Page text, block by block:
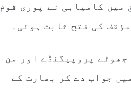
میں کامیابی نے پوری قوم
کی فتح ثابت ہوئی۔
پروپیگنڈے اور من
جواب دے کر بھارت کے